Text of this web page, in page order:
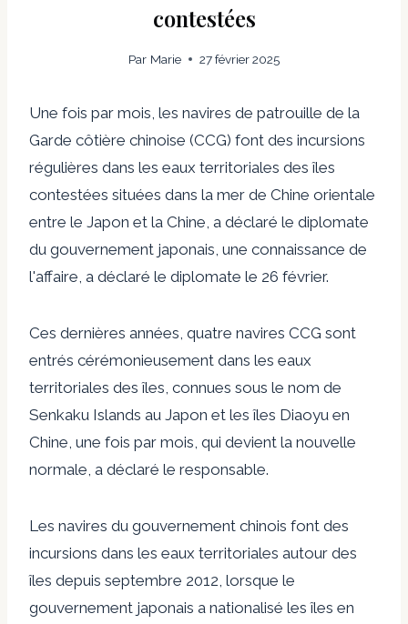
contestées
Par Marie 27 février 2025
Une fois par mois, les navires de patrouille de la
Garde côtière chinoise (CCG) font des incursions
régulières dans les eaux territoriales des îles
contestées situées dans la mer de Chine orientale
entre le Japon et la Chine, a déclaré le diplomate
du gouvernement japonais, une connaissance de
l'affaire, a déclaré le diplomate le 26 février.
Ces dernières années, quatre navires CCG sont
entrés cérémonieusement dans les eaux
territoriales des îles, connues sous le nom de
Senkaku Islands au Japon et les îles Diaoyu en
Chine, une fois par mois, qui devient la nouvelle
normale, a déclaré le responsable.
Les navires du gouvernement chinois font des
incursions dans les eaux territoriales autour des
îles depuis septembre 2012, lorsque le
gouvernement japonais a nationalisé les îles en